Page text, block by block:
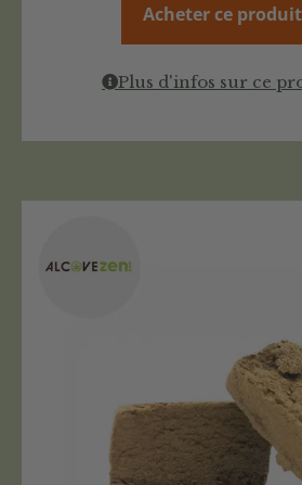
Acheter ce produit
Plus d'infos sur ce